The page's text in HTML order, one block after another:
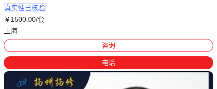
真实性已核验
￥ 1500 .00/套
上海
咨询
电话